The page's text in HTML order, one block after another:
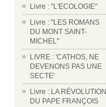
Livre : "L'ECOLOGIE"
Livre : "LES ROMANS
DU MONT SAINT-
MICHEL"
LIVRE : 'CATHOS, NE
DEVENONS PAS UNE
SECTE'
Livre : LA RÉVOLUTION
DU PAPE FRANÇOIS